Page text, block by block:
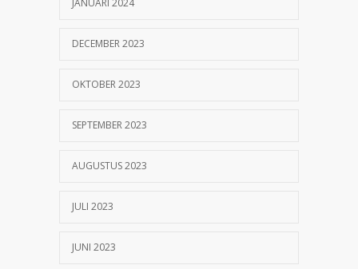
JANUARI 2024
DECEMBER 2023
OKTOBER 2023
SEPTEMBER 2023
AUGUSTUS 2023
JULI 2023
JUNI 2023